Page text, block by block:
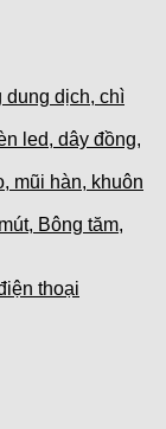
dung dịch, chì
led, dây đồng,
mũi hàn, khuôn
Bông tăm,
thoại